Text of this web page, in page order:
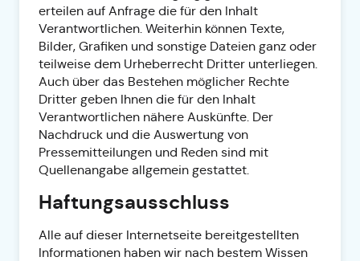
erteilen auf Anfrage die für den Inhalt
Verantwortlichen. Weiterhin können Texte,
Bilder, Grafiken und sonstige Dateien ganz oder
teilweise dem Urheberrecht Dritter unterliegen.
Auch über das Bestehen möglicher Rechte
Dritter geben Ihnen die für den Inhalt
Verantwortlichen nähere Auskünfte. Der
Nachdruck und die Auswertung von
Pressemitteilungen und Reden sind mit
Quellenangabe allgemein gestattet.
Haftungsausschluss
Alle auf dieser Internetseite bereitgestellten
Informationen haben wir nach bestem Wissen